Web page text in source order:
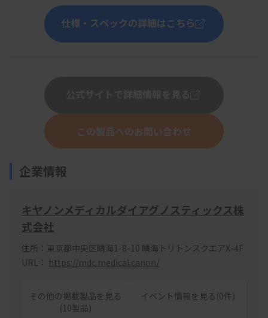
仕様・スペックの詳細はこちら
この製品へのお問い合わせ
企業情報
キヤノンメディカルダイアグノスティックス株
式会社
住所：東京都中央区晴海1-8-10 晴海トリトンスクエアX-4F
URL： https://mdc.medical.canon/
その他の掲載製品を見る
(10製品)
イベント情報を見る(0件)